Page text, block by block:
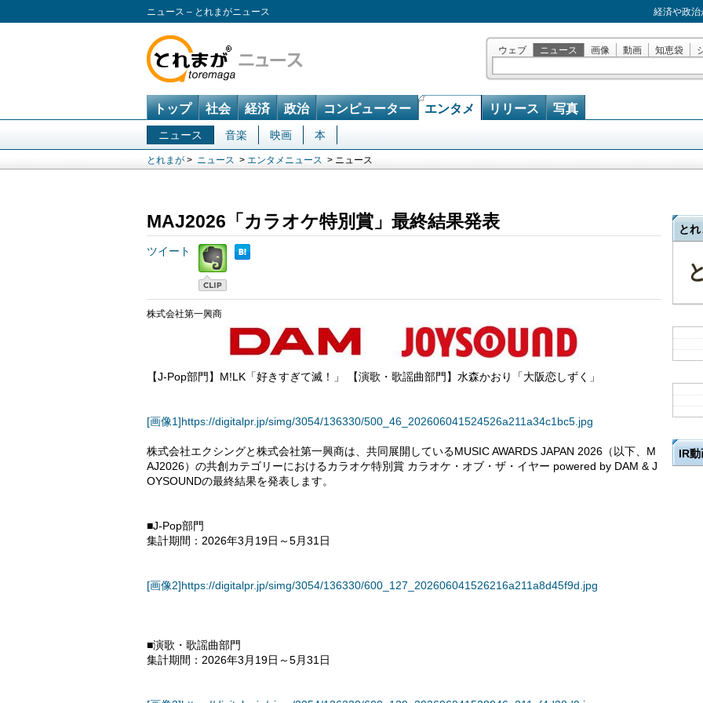
ニュース – とれまがニュース 経済や政
ウェブ ニュース 画像 動画 知恵袋
トップ 社会 経済 政治 コンピューター エンタメ リリース 写真
ニュース 音楽 映画 本
とれまが > ニュース > エンタメニュース > ニュース
MAJ2026「カラオケ特別賞」最終結果発表
ツイート
株式会社第一興商
【J-Pop部門】M!LK「好きすぎて滅！」 【演歌・歌謡曲部門】水森かおり「大阪恋しずく」
[画像1]https://digitalpr.jp/simg/3054/136330/500_46_202606041524526a211a34c1bc5.jpg
株式会社エクシングと株式会社第一興商は、共同展開しているMUSIC AWARDS JAPAN 2026（以下、M
AJ2026）の共創カテゴリーにおけるカラオケ特別賞 カラオケ・オブ・ザ・イヤー powered by DAM & J
OYSOUNDの最終結果を発表します。
■J-Pop部門
集計期間：2026年3月19日～5月31日
[画像2]https://digitalpr.jp/simg/3054/136330/600_127_202606041526216a211a8d45f9d.jpg
■演歌・歌謡曲部門
集計期間：2026年3月19日～5月31日
とれ
IR動